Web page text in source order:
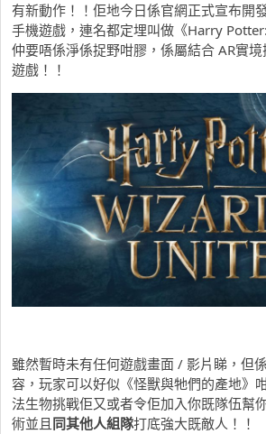
有新動作！！佢地今日係官網正式宣布開
手機遊戲，連名都定埋叫做《Harry
仲要唔係淨係捉野咁膠，係屬結合 AR實
遊戲！！
雖然暫時未有任何遊戲畫面 / 影片睇，但
容，玩家可以好似《怪獸與牠們的產地》
法生物挑戰佢又或者令佢加入你既隊伍幫
術並且 同其他人組隊打底強大既敵人！！